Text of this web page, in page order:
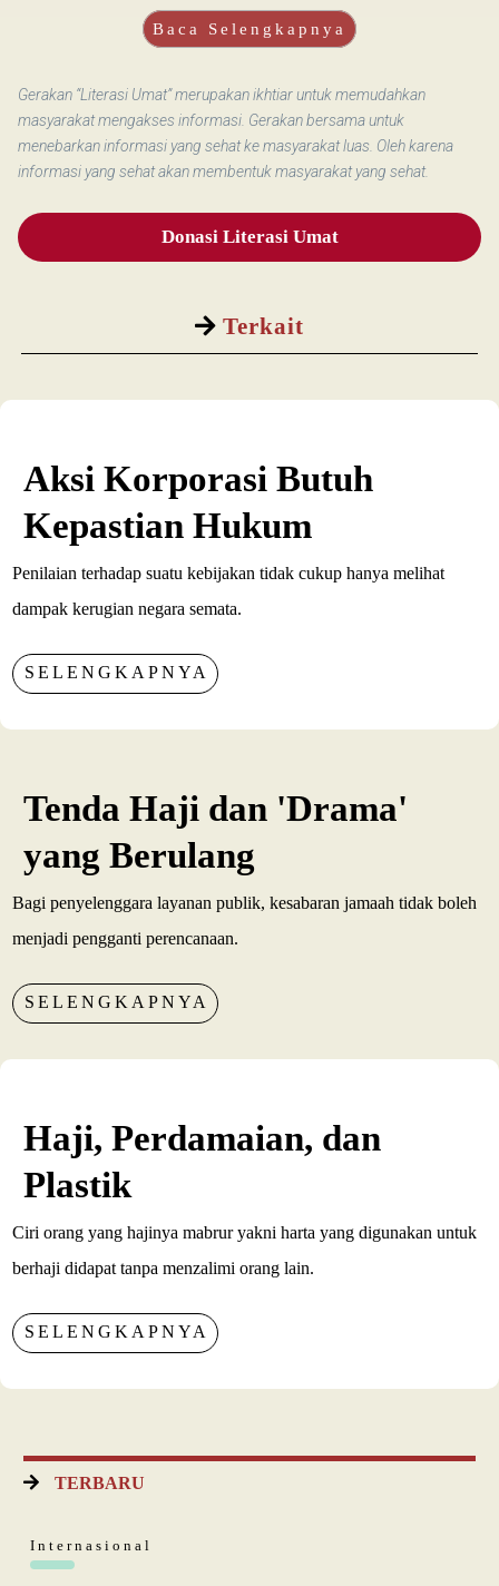
Terkait
Baca Selengkapnya
Gerakan “Literasi Umat” merupakan ikhtiar untuk memudahkan
masyarakat mengakses informasi. Gerakan bersama untuk
menebarkan informasi yang sehat ke masyarakat luas. Oleh karena
informasi yang sehat akan membentuk masyarakat yang sehat.
Donasi Literasi Umat
Aksi Korporasi Butuh
Kepastian Hukum
Penilaian terhadap suatu kebijakan tidak cukup hanya melihat
dampak kerugian negara semata.
SELENGKAPNYA
Tenda Haji dan 'Drama'
yang Berulang
Bagi penyelenggara layanan publik, kesabaran jamaah tidak boleh
menjadi pengganti perencanaan.
SELENGKAPNYA
Haji, Perdamaian, dan
Plastik
Ciri orang yang hajinya mabrur yakni harta yang digunakan untuk
berhaji didapat tanpa menzalimi orang lain.
SELENGKAPNYA
TERBARU
Internasional